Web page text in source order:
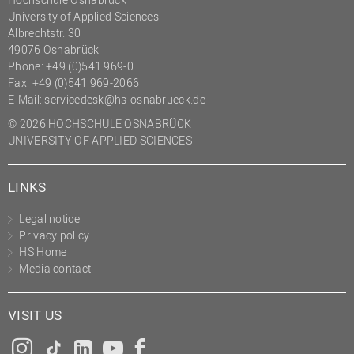
University of Applied Sciences
Albrechtstr. 30
49076 Osnabrück
Phone: +49 (0)541 969-0
Fax: +49 (0)541 969-2066
E-Mail: servicedesk@hs-osnabrueck.de
© 2026 HOCHSCHULE OSNABRÜCK
UNIVERSITY OF APPLIED SCIENCES
LINKS
Legal notice
Privacy policy
HS Home
Media contact
VISIT US